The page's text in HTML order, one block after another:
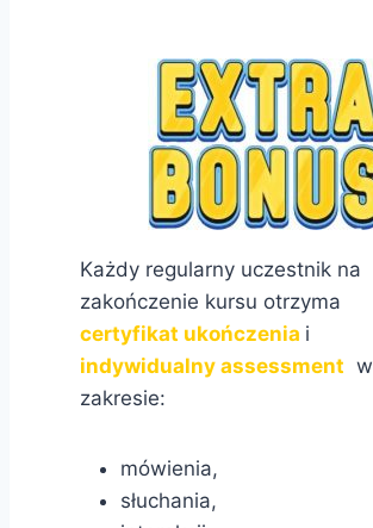
Każdy regularny uczestnik na
zakończenie kursu otrzyma
certyfikat ukończenia i
indywidualny assessment w
zakresie:
mówienia,
słuchania,